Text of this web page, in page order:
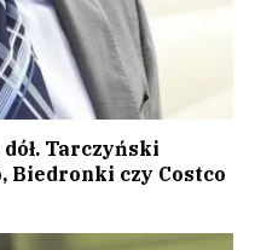
Tarczyński
Biedronki czy Costco